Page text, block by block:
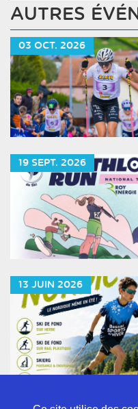
AUTRES
03 OCT. 2026
19 SEPT. 2026
13 JUIN 2026